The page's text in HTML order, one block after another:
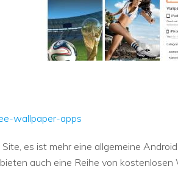
wallpaper-apps
es ist mehr eine allgemeine
auch eine Reihe von